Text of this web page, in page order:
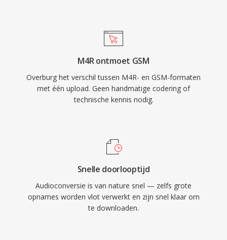
M4R ontmoet GSM
Overburg het verschil tussen M4R- en GSM-formaten
met één upload. Geen handmatige codering of
technische kennis nodig.
Snelle doorlooptijd
Audioconversie is van nature snel — zelfs grote
opnames worden vlot verwerkt en zijn snel klaar om
te downloaden.